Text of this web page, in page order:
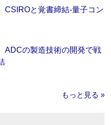
CSIROと覚書締結‐量子コン
ADCの製造技術の開発で戦
もっと見る »